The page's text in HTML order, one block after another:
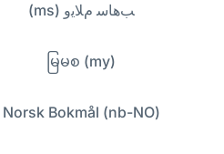
ﺐﻫﺎﺳ ﻡﻼﻳﻭ (ms)
မြမစ (my)
Norsk Bokmål (nb-NO)